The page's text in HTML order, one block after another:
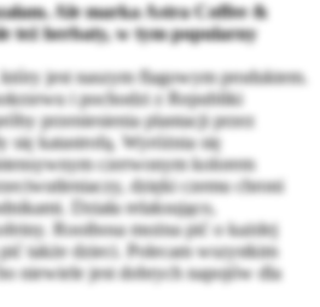
Ale marka Astra Coffee &
też herbaty, w tym popularny
jest naszym flagowym produktem.
i pochodzi z Republiki
przeniesienia plantacji przez
się katastrofą. Wyróżnia się
czerwonym kolorem
dzięki czemu chroni
Działa relaksująco,
Rooibosa można pić o każdej
także dzieci. Polecam wszystkim
niewiele jest dobrych napojów dla